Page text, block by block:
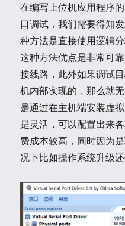
在编写上位机应用程序
口调试，我们需要得知
种方法是直接使用逻辑
这种方法优点是非常可
接线路，此外如果调试
机内部实现的，那么就
是通过在主机端安装虚
是灵活，可以配置出来
费成本较高，同时因为
况下比如操作系统升级